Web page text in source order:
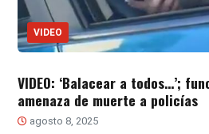
VIDEO
VIDEO: ‘Balacear a todos…’;
amenaza de muerte a policías
agosto 8, 2025